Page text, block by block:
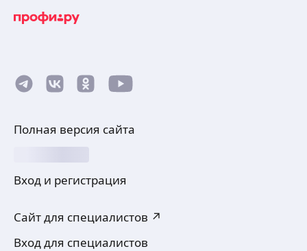
Полная версия сайта
Вход и регистрация
Сайт для специалистов ↗
Вход для специалистов